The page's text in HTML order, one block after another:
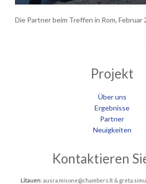
Die Partner beim Treffen in Rom, Februar
Projekt
Über uns
Ergebnisse
Partner
Neuigkeiten
Kontaktieren
Litauen: ausra.misone@chambers.lt &